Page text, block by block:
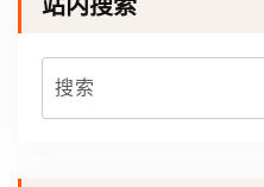
站内搜索